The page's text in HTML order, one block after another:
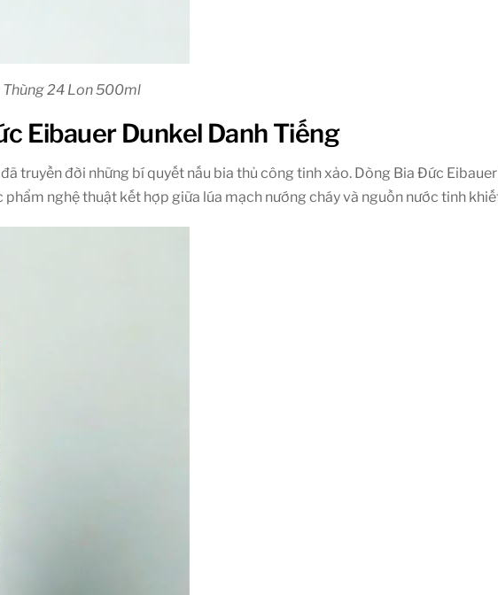
Thùng 24 Lon 500ml
Eibauer Dunkel Danh Tiếng
truyền đời những bí quyết nấu bia thủ công tinh xảo. Dòng Bia Đức
nghệ thuật kết hợp giữa lúa mạch nướng cháy và nguồn nước tinh